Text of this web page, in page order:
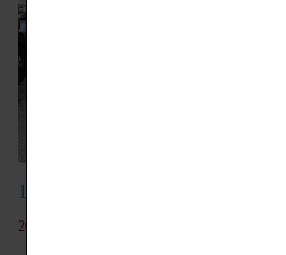
113學年大和西高校交流教育旅行
2024-11-30